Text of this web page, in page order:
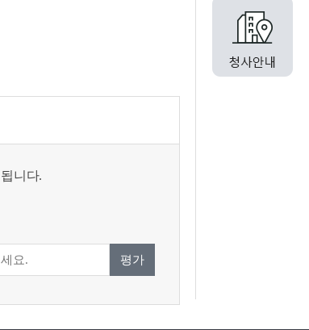
니다.
평가